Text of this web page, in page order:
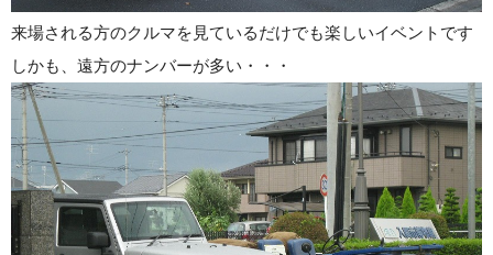
来場される方のクルマを見ているだけでも楽しいイベントです
しかも、遠方のナンバーが多い・・・